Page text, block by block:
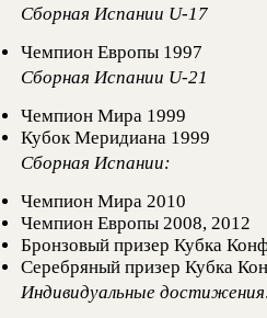
Сборная Испании U-17
Чемпион Европы 1997
Сборная Испании U-21
Чемпион Мира 1999
Кубок Меридиана 1999
Сборная Испании:
Чемпион Мира 2010
Чемпион Европы 2008, 2012
Бронзовый призер Кубка
Серебряный призер Кубка
Индивидуальные